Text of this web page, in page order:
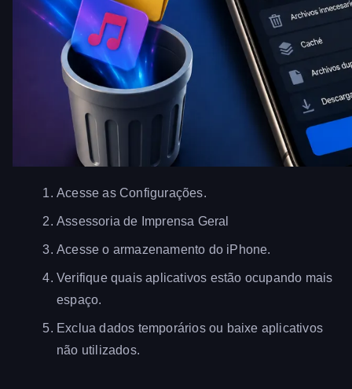
Acesse as Configurações.
Assessoria de Imprensa Geral
Acesse o armazenamento do iPhone.
Verifique quais aplicativos estão ocupando mais
espaço.
Exclua dados temporários ou baixe aplicativos
não utilizados.